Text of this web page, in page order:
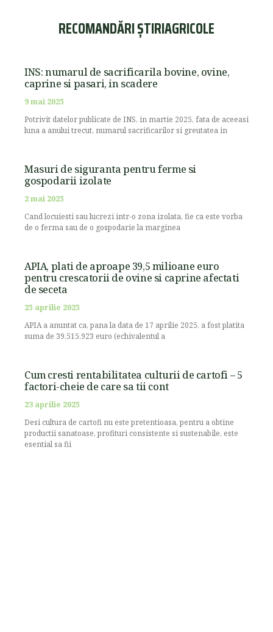
RECOMANDĂRI ȘTIRIAGRICOLE
INS: numarul de sacrificarila bovine, ovine,
caprine si pasari, in scadere
9 mai 2025
Potrivit datelor publicate de INS, in martie 2025, fata de aceeasi
luna a anului trecut, numarul sacrificarilor si greutatea in
Masuri de siguranta pentru ferme si
gospodarii izolate
2 mai 2025
Cand locuiesti sau lucrezi intr-o zona izolata, fie ca este vorba
de o ferma sau de o gospodarie la marginea
APIA, plati de aproape 39,5 milioane euro
pentru crescatorii de ovine si caprine afectati
de seceta
25 aprilie 2025
APIA a anuntat ca, pana la data de 17 aprilie 2025, a fost platita
suma de 39.515.923 euro (echivalentul a
Cum cresti rentabilitatea culturii de cartofi – 5
factori-cheie de care sa tii cont
23 aprilie 2025
Desi cultura de cartofi nu este pretentioasa, pentru a obtine
productii sanatoase, profituri consistente si sustenabile, este
esential sa fii